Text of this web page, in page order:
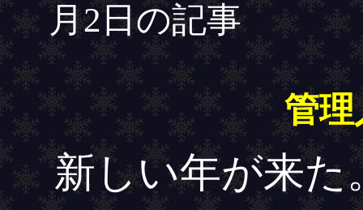
月2日の記事
管理
新しい年が来た